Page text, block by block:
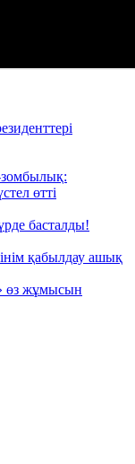
өтті
басталды!
қабылдау ашық
өз жұмысын